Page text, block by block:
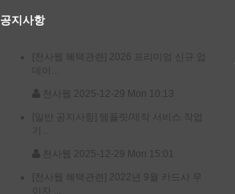
공지사항
[천사웹 혜택관련]
2026 프리미엄 신규 업
천사웹 2025-12-29 Mon 10:13
[일반 공지사항]
템플릿/제작 서비스 작업
천사웹 2025-12-29 Mon 15:01
[천사웹 혜택관련]
2022년 9월 카드사 무
이자 ...